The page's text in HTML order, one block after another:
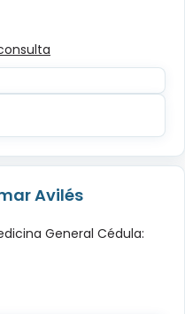
Avilés
General Cédula: